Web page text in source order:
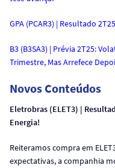
GPA (PCAR3) | Resultado
B3 (B3SA3) | Prévia 2T25:
Trimestre, Mas Arrefece
Novos Conteúdos
Eletrobras (ELET3) |
Energia!
Reiteramos compra em
expectativas, a companhia